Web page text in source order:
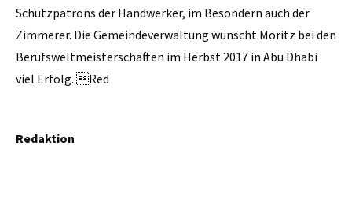
Schutzpatrons der Handwerker, im Besondern auch der
Zimmerer. Die Gemeindeverwaltung wünscht Moritz bei den
Berufsweltmeisterschaften im Herbst 2017 in Abu Dhabi
viel Erfolg. Red
Redaktion